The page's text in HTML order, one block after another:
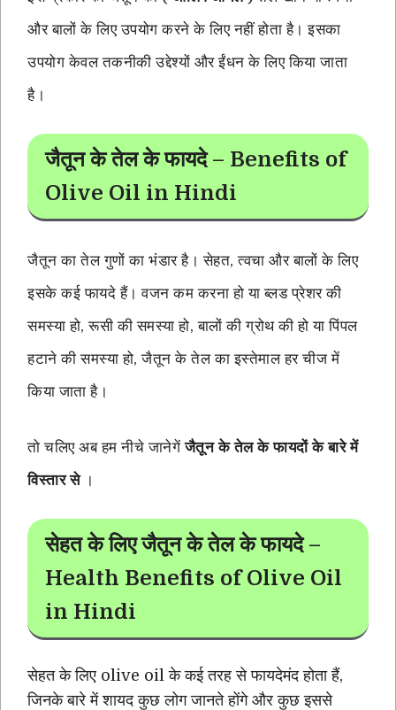
और बालों के लिए उपयोग करने के लिए नहीं होता है। इसका
उपयोग केवल तकनीकी उद्देश्यों और ईंधन के लिए किया जाता
है।
जैतून के तेल के फायदे – Benefits of
Olive Oil in Hindi
जैतून का तेल गुणों का भंडार है। सेहत, त्वचा और बालों के लिए
इसके कई फायदे हैं। वजन कम करना हो या ब्लड प्रेशर की
समस्या हो, रूसी की समस्या हो, बालों की ग्रोथ की हो या पिंपल
हटाने की समस्या हो, जैतून के तेल का इस्तेमाल हर चीज में
किया जाता है।
तो चलिए अब हम नीचे जानेगेंजैतून के तेल के फायदों के बारे में
विस्तार से ।
सेहत के लिए जैतून के तेल के फायदे –
Health Benefits of Olive Oil
in Hindi
सेहत के लिए olive oil के कई तरह से फायदेमंद होता हैं,
जिनके बारे में शायद कुछ लोग जानते होंगे और कुछ इससे